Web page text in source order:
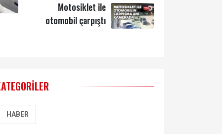
Motosiklet ile
otomobil çarpıştı
HABER